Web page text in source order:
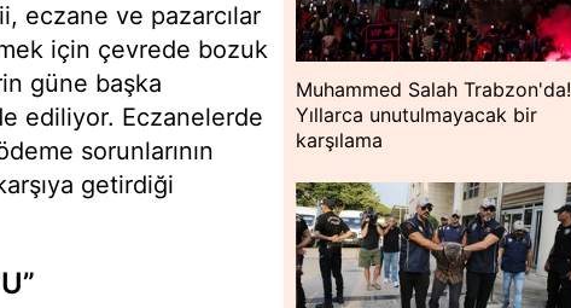
eczane ve pazarcılar
için çevrede bozuk
güne başka
ediliyor. Eczanelerde
sorunlarının
getirdiği
Muhammed Salah Trabzon'da!
Yıllarca unutulmayacak bir
karşılama